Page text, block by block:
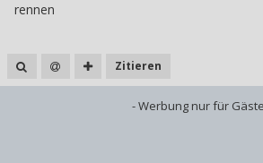
rennen
Zitieren
- Werbung nur für